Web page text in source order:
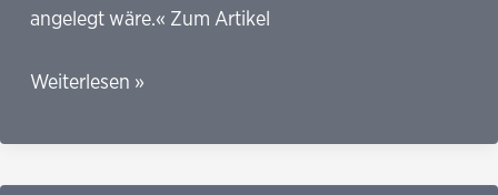
angelegt wäre.« Zum Artikel
SPIEGEL:
Pkw-
Maut
Weiterlesen »